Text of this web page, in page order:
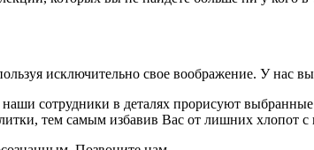
исключительно свое воображение. У нас
сотрудники в деталях прорисуют
тем самым избавив Вас от лишних хлопот с